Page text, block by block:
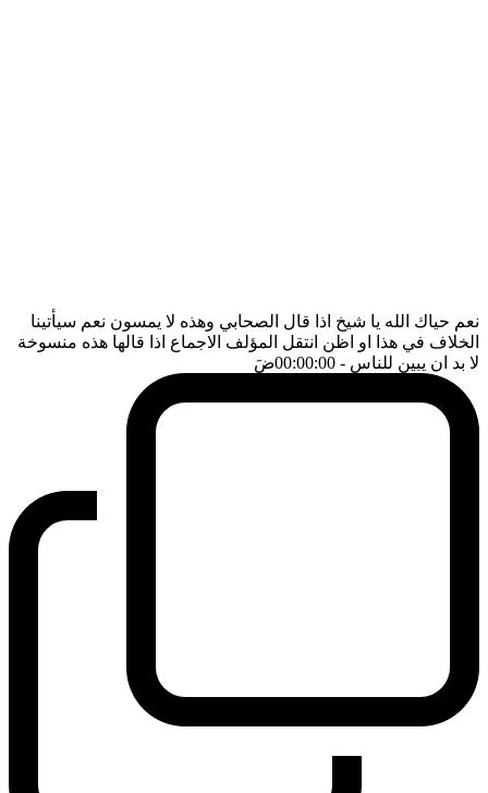
نعم حياك الله يا شيخ اذا قال الصحابي وهذه لا يمسون نعم سيأتينا
الخلاف في هذا او اظن انتقل المؤلف الاجماع اذا قالها هذه منسوخة
لا بد ان يبين للناس - 00:00:00 ضَ